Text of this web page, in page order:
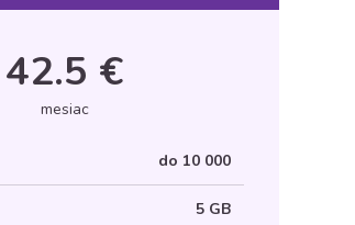
42.5 €
mesiac
do 10 000
5 GB